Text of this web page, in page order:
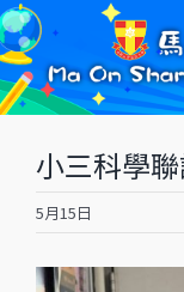
Skip
to
content
小三科學
5月15日